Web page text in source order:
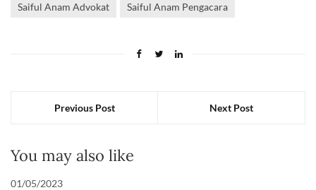
Saiful Anam Advokat
Saiful Anam Pengacara
Previous Post Next Post
You may also like
01/05/2023